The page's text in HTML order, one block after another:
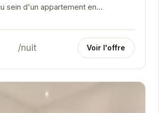
sein d'un appartement en
située à Grenoble, elle
/nuit Voir l'offre